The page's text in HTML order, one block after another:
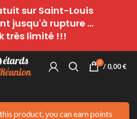
0 / 0,00€
product, you can earn points
sur Saint-Louis
jusqu'à rupture ...
très limité !!!